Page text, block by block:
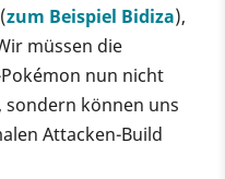
zum Beispiel Bidiza),
müssen die
nun nicht
können uns
Attacken-Build